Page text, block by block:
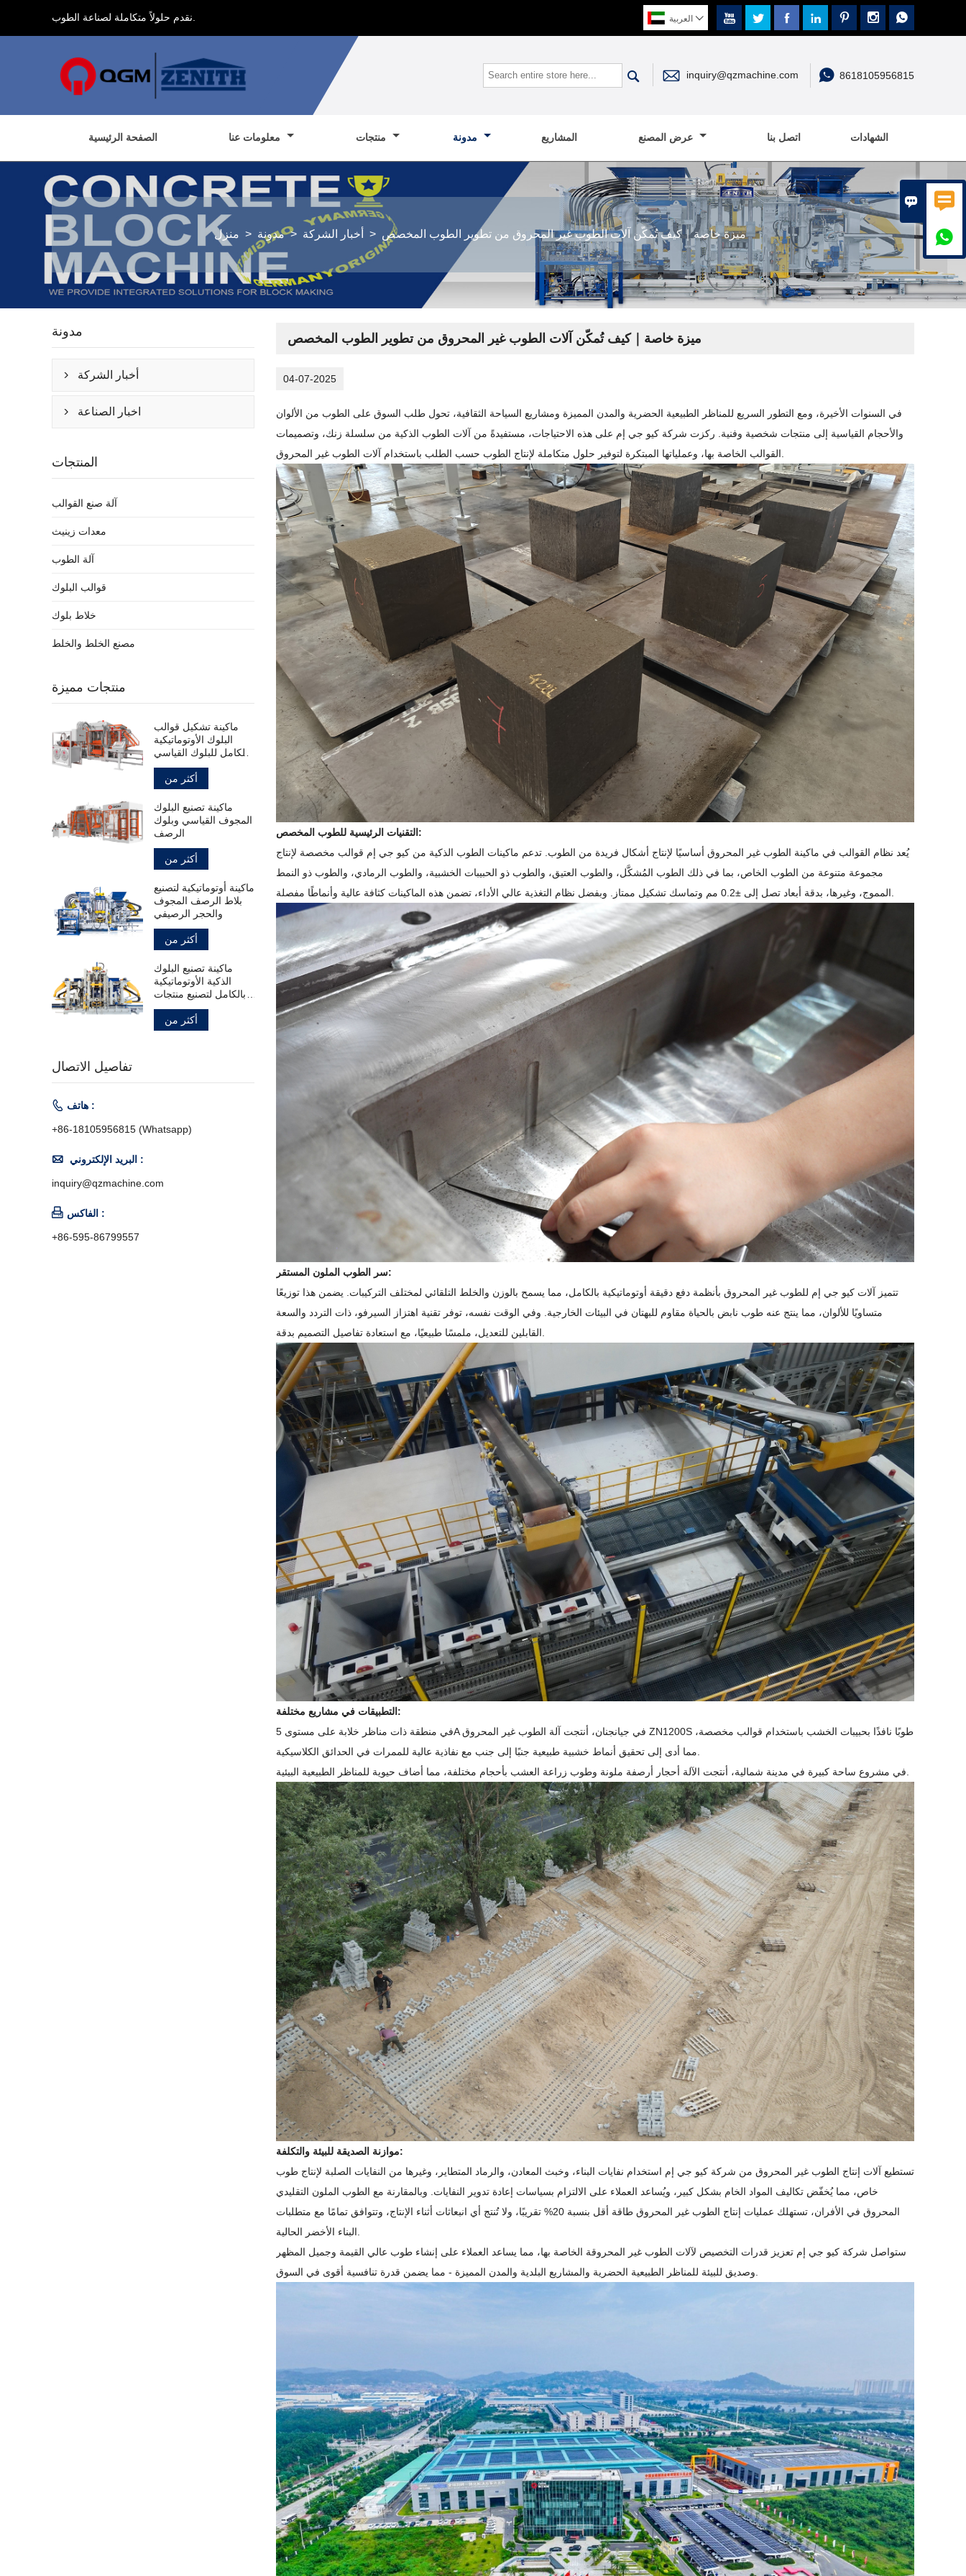
 

       العربية 
  inquiry@qzmachine.com  8618105956815
الصفحة الرئيسية المشاريع عرض المصنع اتصل بنا الشهادات
منزل > مدونة > أخبار الشركة > ميزة خاصة｜كيف تُمكّن آلات الطوب غير المحروق من تطوير الطوب المخصص
ميزة خاصة｜كيف تُمكّن آلات الطوب غير المحروق من تطوير الطوب المخصص
04-07-2025
في السنوات الأخيرة، ومع التطور السريع للمناظر الطبيعية الحضرية والمدن المميزة ومشاريع السياحة الثقافية، تحول طلب السوق على الطوب من الألوان
والأحجام القياسية إلى منتجات شخصية وفنية. ركزت شركة كيو جي إم على هذه الاحتياجات، مستفيدةً من آلات الطوب الذكية من سلسلة زنك، وتصميمات
التقنيات الرئيسية للطوب المخصص:
يُعد نظام القوالب في ماكينة الطوب غير المحروق أساسيًا لإنتاج أشكال فريدة من الطوب. تدعم ماكينات الطوب الذكية من كيو جي إم قوالب مخصصة لإنتاج
مجموعة متنوعة من الطوب الخاص، بما في ذلك الطوب المُشكَّل، والطوب العتيق، والطوب ذو الحبيبات الخشبية، والطوب الرمادي، والطوب ذو النمط
سر الطوب الملون المستقر:
تتميز آلات كيو جي إم للطوب غير المحروق بأنظمة دفع دقيقة أوتوماتيكية بالكامل، مما يسمح بالوزن والخلط التلقائي لمختلف التركيبات. يضمن هذا توزيعًا
متساويًا للألوان، مما ينتج عنه طوب نابض بالحياة مقاوم للبهتان في البيئات الخارجية. وفي الوقت نفسه، توفر تقنية اهتزاز السيرفو، ذات التردد والسعة
التطبيقات في مشاريع مختلفة:
في منطقة ذات مناظر خلابة على مستوى 5A في جيانجنان، أنتجت آلة الطوب غير المحروق ZN1200S طوبًا نافذًا بحبيبات الخشب باستخدام قوالب مخصصة،
موازنة الصديقة للبيئة والتكلفة:
تستطيع آلات إنتاج الطوب غير المحروق من شركة كيو جي إم استخدام نفايات البناء، وخبث المعادن، والرماد المتطاير، وغيرها من النفايات الصلبة لإنتاج طوب
خاص، مما يُخفّض تكاليف المواد الخام بشكل كبير، ويُساعد العملاء على الالتزام بسياسات إعادة تدوير النفايات. وبالمقارنة مع الطوب الملون التقليدي
المحروق في الأفران، تستهلك عمليات إنتاج الطوب غير المحروق طاقة أقل بنسبة 20% تقريبًا، ولا تُنتج أي انبعاثات أثناء الإنتاج، وتتوافق تمامًا مع متطلبات
ستواصل شركة كيو جي إم تعزيز قدرات التخصيص لآلات الطوب غير المحروقة الخاصة بها، مما يساعد العملاء على إنشاء طوب عالي القيمة وجميل المظهر
مدونة
 أخبار الشركة
 اخبار الصناعة
المنتجات
آلة صنع القوالب
معدات زينيث
آلة الطوب
قوالب البلوك
خلاط بلوك
مصنع الخلط والخلط
منتجات مميزة
ماكينة تشكيل قوالب
البلوك الأوتوماتيكية
بالكامل للبلوك القياسي
المجوف
أكثر من
ماكينة تصنيع البلوك
المجوف القياسي وبلوك
الرصف
أكثر من
ماكينة أوتوماتيكية لتصنيع
بلاط الرصف المجوف
والحجر الرصيفي
أكثر من
ماكينة تصنيع البلوك
الذكية الأوتوماتيكية
بالكامل لتصنيع منتجات
الخرسانة
أكثر من
تفاصيل الاتصال
 هاتف :
+86-18105956815 (Whatsapp)
 البريد الإلكتروني :
inquiry@qzmachine.com
 الفاكس :
+86-595-86799557